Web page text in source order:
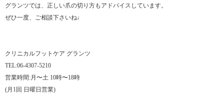
グランツでは、正しい爪の切り方もアドバイスしています。
ぜひ一度、ご相談下さいね♩
クリニカルフットケア グランツ
TEL:06-4307-5210
営業時間:月〜土 10時〜18時
(月1回 日曜日営業)